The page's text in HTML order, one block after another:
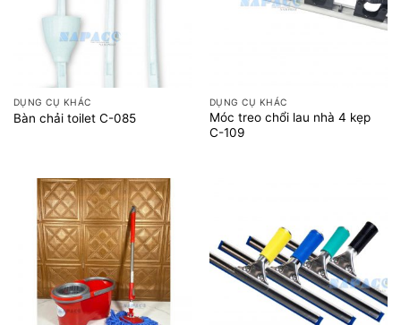
DỤNG CỤ KHÁC
Bàn chải toilet C-085
DỤNG CỤ KHÁC
Móc treo chổi lau nhà 4 kẹp
C-109